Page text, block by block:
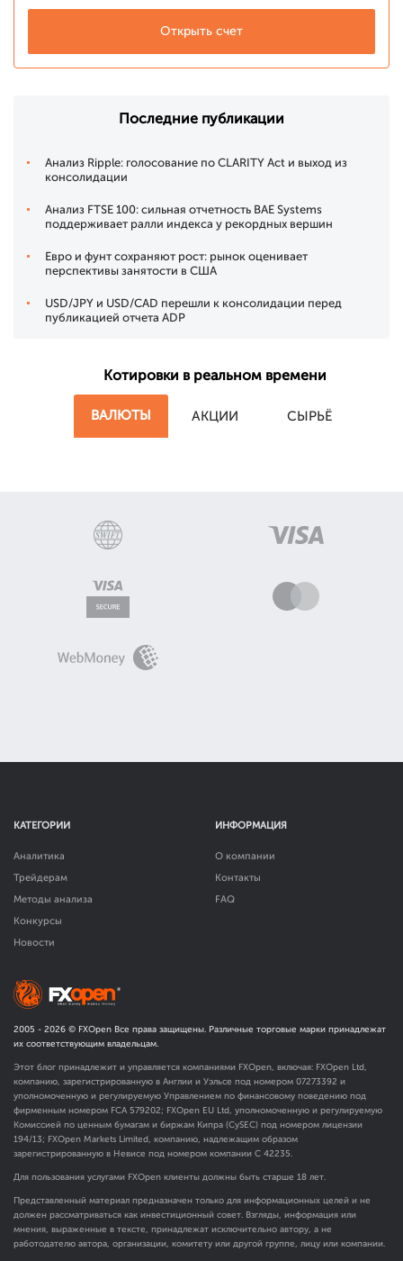
Открыть счет
Последние публикации
Анализ Ripple: голосование по CLARITY Act и выход из
консолидации
Анализ FTSE 100: сильная отчетность BAE Systems
поддерживает ралли индекса у рекордных вершин
Евро и фунт сохраняют рост: рынок оценивает
перспективы занятости в США
USD/JPY и USD/CAD перешли к консолидации перед
публикацией отчета ADP
Котировки в реальном времени
ВАЛЮТЫ АКЦИИ СЫРЬЁ
КАТЕГОРИИ
Аналитика
Трейдерам
Методы анализа
Конкурсы
Новости
ИНФОРМАЦИЯ
О компании
Контакты
FAQ
2005 - 2026 © FXOpen Все права защищены. Различные торговые марки принадлежат
их соответствующим владельцам.
Этот блог принадлежит и управляется компаниями FXOpen, включая: FXOpen Ltd,
компанию, зарегистрированную в Англии и Уэльсе под номером 07273392 и
уполномоченную и регулируемую Управлением по финансовому поведению под
фирменным номером FCA 579202; FXOpen EU Ltd, уполномоченную и регулируемую
Комиссией по ценным бумагам и биржам Кипра (CySEC) под номером лицензии
194/13; FXOpen Markets Limited, компанию, надлежащим образом
зарегистрированную в Невисе под номером компании C 42235.
Для пользования услугами FXOpen клиенты должны быть старше 18 лет.
Представленный материал предназначен только для информационных целей и не
должен рассматриваться как инвестиционный совет. Взгляды, информация или
мнения, выраженные в тексте, принадлежат исключительно автору, а не
работодателю автора, организации, комитету или другой группе, лицу или компании.